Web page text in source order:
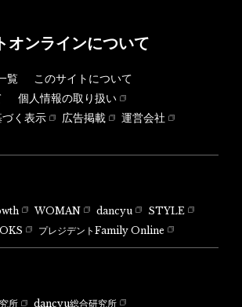
オンラインについて
覧
このサイトについて
個人情報の取り扱い
く表示
広告掲載
運営会社
WOMAN dancyu
STYLE
プレジデントFamily Online
所 dancyu総合研究所